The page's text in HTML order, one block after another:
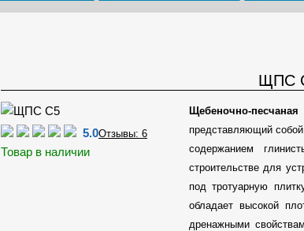
ЩПС
5.0Отзывы: 6
Товар в наличии
Щебеночно-
представляющий
содержанием
строительстве для
под тротуарную
обладает высокой
дренажными